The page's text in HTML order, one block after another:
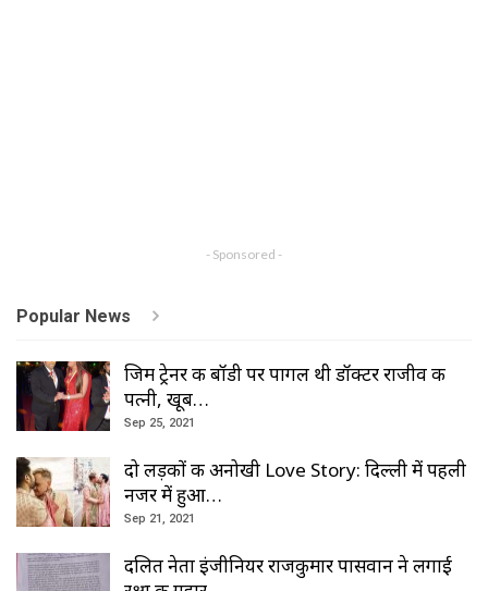
- Sponsored -
Popular News
जिम ट्रेनर की बॉडी पर पागल थी डॉक्टर राजीव की
पत्नी, खूब…
Sep 25, 2021
दो लड़कों की अनोखी Love Story: दिल्ली में पहली
नजर में हुआ…
Sep 21, 2021
दलित नेता इंजीनियर राजकुमार पासवान ने लगाई